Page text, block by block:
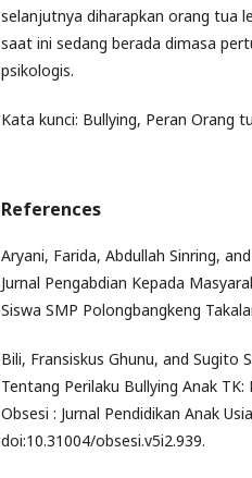
selanjutnya diharapkan orang tua
saat ini sedang berada dimasa
psikologis.
Kata kunci: Bullying, Peran Orang
References
Aryani, Farida, Abdullah Sinring,
Jurnal Pengabdian Kepada
Siswa SMP Polongbangkeng
Bili, Fransiskus Ghunu, and Sugito
Tentang Perilaku Bullying Anak
Obsesi : Jurnal Pendidikan Anak
doi:10.31004/obsesi.v5i2.939.